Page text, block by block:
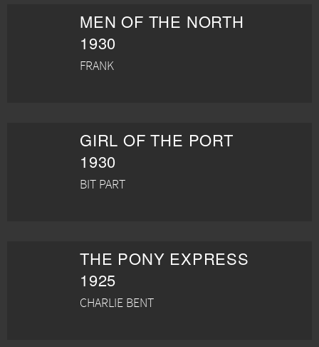
MEN OF THE NORTH
1930
FRANK
GIRL OF THE PORT
1930
BIT PART
THE PONY EXPRESS
1925
CHARLIE BENT